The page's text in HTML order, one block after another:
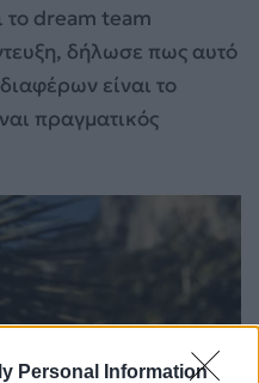
Personal Information
το dream team
δήλωσε πως αυτό
είναι το
πραγματικός